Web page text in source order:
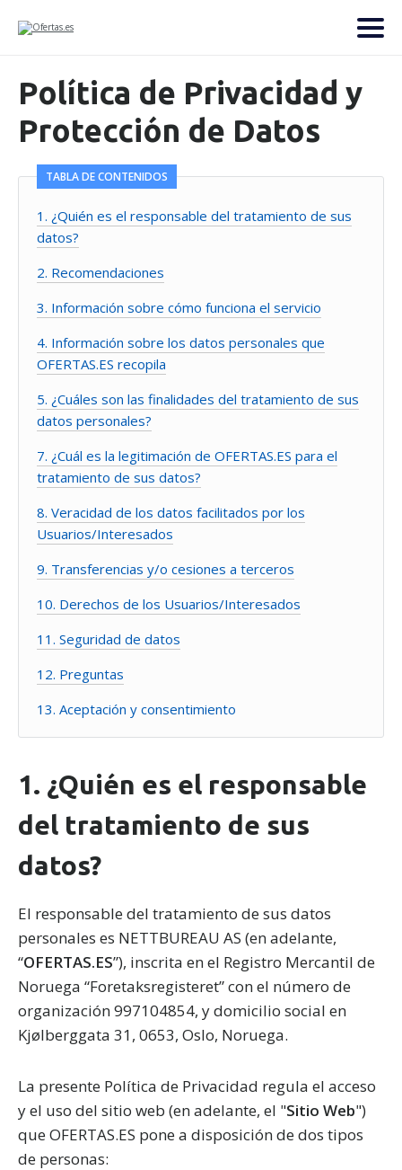
Política de Privacidad y
Protección de Datos
TABLA DE CONTENIDOS
1. ¿Quién es el responsable del tratamiento de sus
datos?
2. Recomendaciones
3. Información sobre cómo funciona el servicio
4. Información sobre los datos personales que
OFERTAS.ES recopila
5. ¿Cuáles son las finalidades del tratamiento de sus
datos personales?
7. ¿Cuál es la legitimación de OFERTAS.ES para el
tratamiento de sus datos?
8. Veracidad de los datos facilitados por los
Usuarios/Interesados
9. Transferencias y/o cesiones a terceros
10. Derechos de los Usuarios/Interesados
11. Seguridad de datos
12. Preguntas
13. Aceptación y consentimiento
1. ¿Quién es el responsable
del tratamiento de sus
datos?
El responsable del tratamiento de sus datos
personales es NETTBUREAU AS (en adelante,
“OFERTAS.ES”), inscrita en el Registro Mercantil de
Noruega “Foretaksregisteret” con el número de
organización 997104854, y domicilio social en
Kjølberggata 31, 0653, Oslo, Noruega.
La presente Política de Privacidad regula el acceso
y el uso del sitio web (en adelante, el "Sitio Web")
que OFERTAS.ES pone a disposición de dos tipos
de personas: